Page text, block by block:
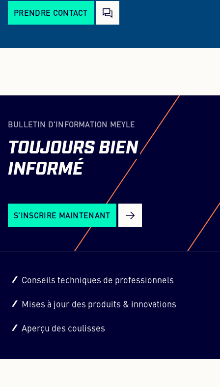
PRENDRE CONTACT
BULLETIN D'INFORMATION MEYLE
TOUJOURS BIEN
INFORMÉ
S'INSCRIRE MAINTENANT
Conseils techniques de professionnels
Mises à jour des produits & innovations
Aperçu des coulisses